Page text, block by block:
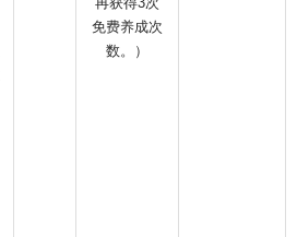
免费养成次
数。）